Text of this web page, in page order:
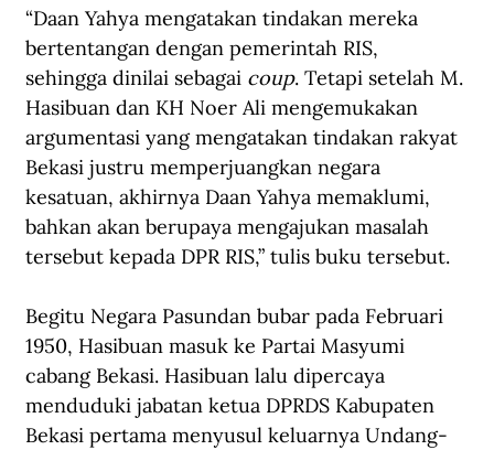
“Daan Yahya mengatakan tindakan mereka
bertentangan dengan pemerintah RIS,
sehingga dinilai sebagai coup. Tetapi setelah M.
Hasibuan dan KH Noer Ali mengemukakan
argumentasi yang mengatakan tindakan rakyat
Bekasi justru memperjuangkan negara
kesatuan, akhirnya Daan Yahya memaklumi,
bahkan akan berupaya mengajukan masalah
tersebut kepada DPR RIS,” tulis buku tersebut.
Begitu Negara Pasundan bubar pada Februari
1950, Hasibuan masuk ke Partai Masyumi
cabang Bekasi. Hasibuan lalu dipercaya
menduduki jabatan ketua DPRDS Kabupaten
Bekasi pertama menyusul keluarnya Undang-